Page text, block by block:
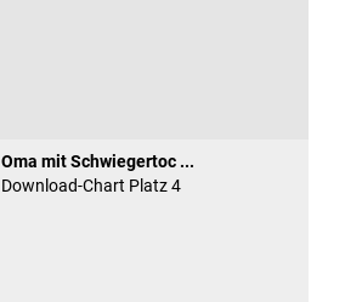
Oma mit Schwiegertoc ...
Download-Chart Platz 4